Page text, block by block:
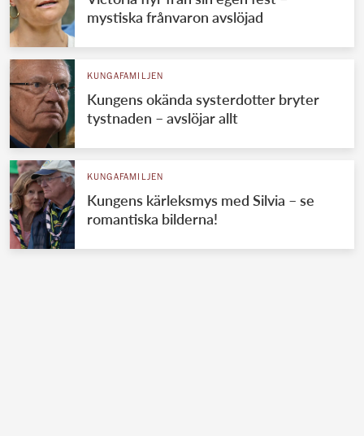
mystiska frånvaron avslöjad
KUNGAFAMILJEN
Kungens okända systerdotter bryter
tystnaden – avslöjar allt
KUNGAFAMILJEN
Kungens kärleksmys med Silvia – se
romantiska bilderna!